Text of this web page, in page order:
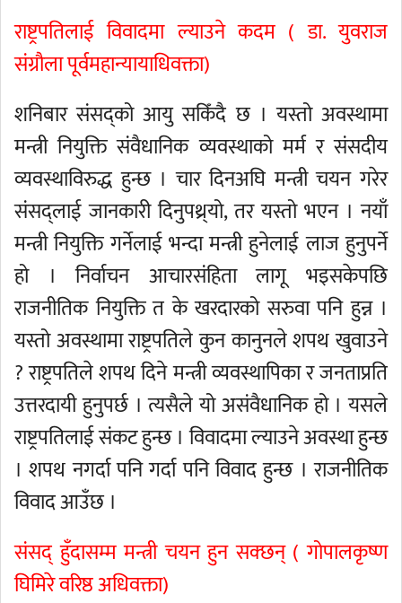
राष्ट्रपतिलाई विवादमा ल्याउने कदम ( डा. युवराज
संग्रौला पूर्वमहान्यायाधिवक्ता)
शनिबार संसद्को आयु सकिँदै छ । यस्तो अवस्थामा
मन्त्री नियुक्ति संवैधानिक व्यवस्थाको मर्म र संसदीय
व्यवस्थाविरुद्ध हुन्छ । चार दिनअघि मन्त्री चयन गरेर
संसद्लाई जानकारी दिनुपथ्र्यो, तर यस्तो भएन । नयाँ
मन्त्री नियुक्ति गर्नेलाई भन्दा मन्त्री हुनेलाई लाज हुनुपर्ने
हो । निर्वाचन आचारसंहिता लागू भइसकेपछि
राजनीतिक नियुक्ति त के खरदारको सरुवा पनि हुन्न ।
यस्तो अवस्थामा राष्ट्रपतिले कुन कानुनले शपथ खुवाउने
? राष्ट्रपतिले शपथ दिने मन्त्री व्यवस्थापिका र जनताप्रति
उत्तरदायी हुनुपर्छ । त्यसैले यो असंवैधानिक हो । यसले
राष्ट्रपतिलाई संकट हुन्छ । विवादमा ल्याउने अवस्था हुन्छ
। शपथ नगर्दा पनि गर्दा पनि विवाद हुन्छ । राजनीतिक
विवाद आउँछ ।
संसद् हुँदासम्म मन्त्री चयन हुन सक्छन् ( गोपालकृष्ण
घिमिरे वरिष्ठ अधिवक्ता)